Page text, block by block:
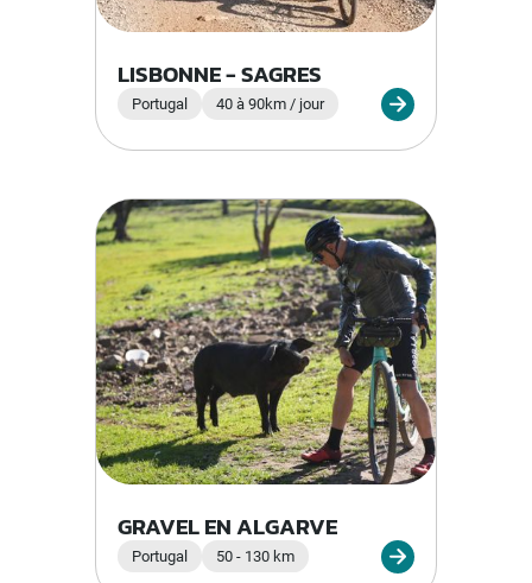
LISBONNE - SAGRES
Portugal 40 à 90km / jour
GRAVEL EN ALGARVE
Portugal 50 - 130 km